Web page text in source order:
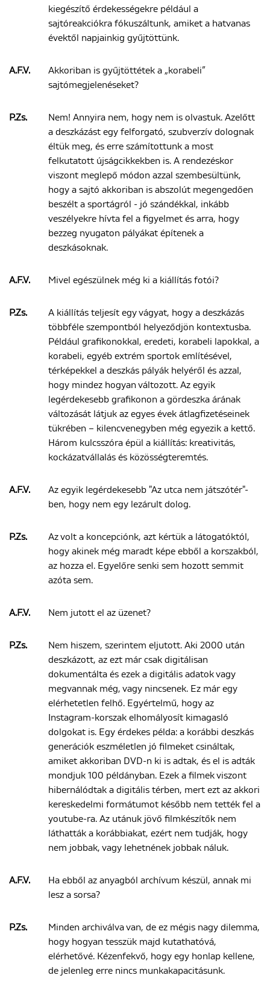
kiegészítő érdekességekre például a
sajtóreakciókra fókuszáltunk, amiket a hatvanas
évektől napjainkig gyűjtöttünk.
A.F.V.
Akkoriban is gyűjtöttétek a „korabeli”
sajtómegjelenéseket?
P.Zs.
Nem! Annyira nem, hogy nem is olvastuk. Azelőtt
a deszkázást egy felforgató, szubverzív dolognak
éltük meg, és erre számítottunk a most
felkutatott újságcikkekben is. A rendezéskor
viszont meglepő módon azzal szembesültünk,
hogy a sajtó akkoriban is abszolút megengedően
beszélt a sportágról - jó szándékkal, inkább
veszélyekre hívta fel a figyelmet és arra, hogy
bezzeg nyugaton pályákat építenek a
deszkásoknak.
A.F.V. Mivel egészülnek még ki a kiállítás fotói?
P.Zs.
A kiállítás teljesít egy vágyat, hogy a deszkázás
többféle szempontból helyeződjön kontextusba.
Például grafikonokkal, eredeti, korabeli lapokkal, a
korabeli, egyéb extrém sportok említésével,
térképekkel a deszkás pályák helyéről és azzal,
hogy mindez hogyan változott. Az egyik
legérdekesebb grafikonon a gördeszka árának
változását látjuk az egyes évek átlagfizetéseinek
tükrében – kilencvenegyben még egyezik a kettő.
Három kulcsszóra épül a kiállítás: kreativitás,
kockázatvállalás és közösségteremtés.
A.F.V.
Az egyik legérdekesebb "Az utca nem játszótér"-
ben, hogy nem egy lezárult dolog.
P.Zs.
Az volt a koncepciónk, azt kértük a látogatóktól,
hogy akinek még maradt képe ebből a korszakból,
az hozza el. Egyelőre senki sem hozott semmit
azóta sem.
A.F.V. Nem jutott el az üzenet?
P.Zs.
Nem hiszem, szerintem eljutott. Aki 2000 után
deszkázott, az ezt már csak digitálisan
dokumentálta és ezek a digitális adatok vagy
megvannak még, vagy nincsenek. Ez már egy
elérhetetlen felhő. Egyértelmű, hogy az
Instagram-korszak elhomályosít kimagasló
dolgokat is. Egy érdekes példa: a korábbi deszkás
generációk eszméletlen jó filmeket csináltak,
amiket akkoriban DVD-n ki is adtak, és el is adták
mondjuk 100 példányban. Ezek a filmek viszont
hibernálódtak a digitális térben, mert ezt az akkori
kereskedelmi formátumot később nem tették fel a
youtube-ra. Az utánuk jövő filmkészítők nem
láthatták a korábbiakat, ezért nem tudják, hogy
nem jobbak, vagy lehetnének jobbak náluk.
A.F.V.
Ha ebből az anyagból archívum készül, annak mi
lesz a sorsa?
P.Zs.
Minden archiválva van, de ez mégis nagy dilemma,
hogy hogyan tesszük majd kutathatóvá,
elérhetővé. Kézenfekvő, hogy egy honlap kellene,
de jelenleg erre nincs munkakapacitásunk.